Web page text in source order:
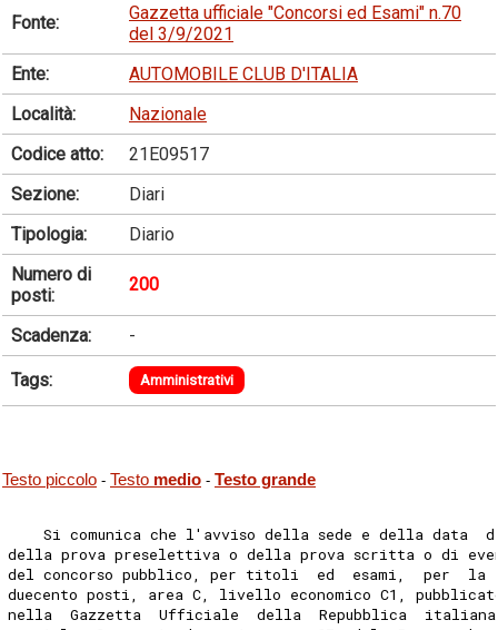
Fonte:
Gazzetta ufficiale "Concorsi ed Esami" n.70
del 3/9/2021
Ente:
AUTOMOBILE CLUB D'ITALIA
Località:
Nazionale
Codice atto:
21E09517
Sezione:
Diari
Tipologia:
Diario
Numero di
posti:
200
Scadenza: -
Tags: Amministrativi
Testo piccolo - Testo medio - Testo grande
Si comunica che l'avviso della sede e della data
della prova preselettiva o della prova scritta o di
del concorso pubblico, per titoli  ed  esami,  per  la
duecento posti, area C, livello economico C1,
nella  Gazzetta  Ufficiale  della  Repubblica